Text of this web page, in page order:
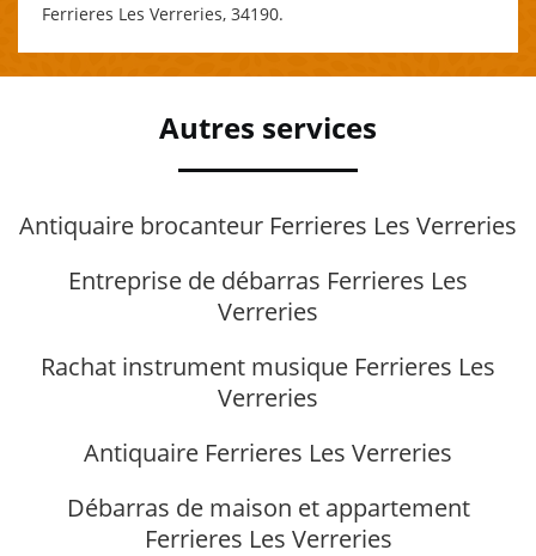
Ferrieres Les Verreries, 34190.
Autres services
Antiquaire brocanteur Ferrieres Les Verreries
Entreprise de débarras Ferrieres Les
Verreries
Rachat instrument musique Ferrieres Les
Verreries
Antiquaire Ferrieres Les Verreries
Débarras de maison et appartement
Ferrieres Les Verreries